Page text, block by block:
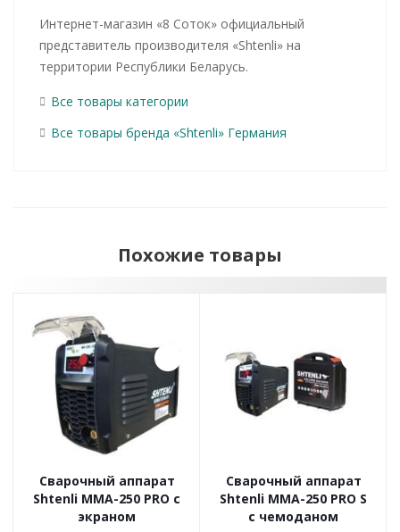
Интернет-магазин «8 Соток» официальный
представитель производителя «Shtenli» на
территории Республики Беларусь.
Все товары категории
Все товары бренда «Shtenli» Германия
Похожие товары
Сварочный аппарат
Shtenli MMA-250 PRO с
экраном
Сварочный аппарат
Shtenli MMA-250 PRO S
с чемоданом